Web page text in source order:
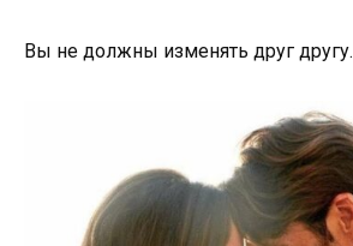
Вы не должны изменять друг другу.